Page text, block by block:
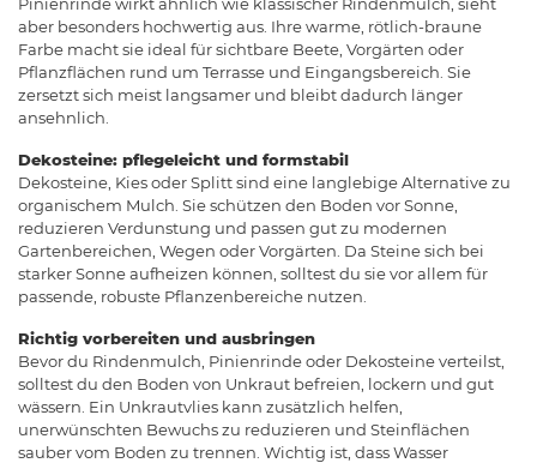
aber besonders hochwertig aus. Ihre warme, rötlich-braune
Farbe macht sie ideal für sichtbare Beete, Vorgärten oder
Pflanzflächen rund um Terrasse und Eingangsbereich. Sie
zersetzt sich meist langsamer und bleibt dadurch länger
ansehnlich.
Dekosteine: pflegeleicht und formstabil
Dekosteine, Kies oder Splitt sind eine langlebige Alternative zu
organischem Mulch. Sie schützen den Boden vor Sonne,
reduzieren Verdunstung und passen gut zu modernen
Gartenbereichen, Wegen oder Vorgärten. Da Steine sich bei
starker Sonne aufheizen können, solltest du sie vor allem für
passende, robuste Pflanzenbereiche nutzen.
Richtig vorbereiten und ausbringen
Bevor du Rindenmulch, Pinienrinde oder Dekosteine verteilst,
solltest du den Boden von Unkraut befreien, lockern und gut
wässern. Ein Unkrautvlies kann zusätzlich helfen,
unerwünschten Bewuchs zu reduzieren und Steinflächen
sauber vom Boden zu trennen. Wichtig ist, dass Wasser